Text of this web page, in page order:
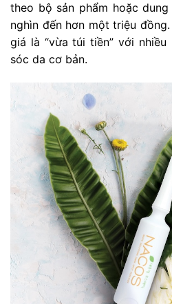
theo bộ sản phẩm hoặc
nghìn đến hơn một triệu
giá là “vừa túi tiền” với
sóc da cơ bản.